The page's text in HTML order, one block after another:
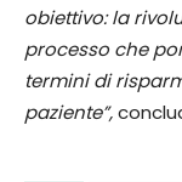
obiettivo: la
processo che
termini di
paziente”,